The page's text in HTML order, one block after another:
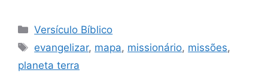
Categorias
Versículo Bíblico
Tags
evangelizar, mapa, missionário, missões,
planeta terra